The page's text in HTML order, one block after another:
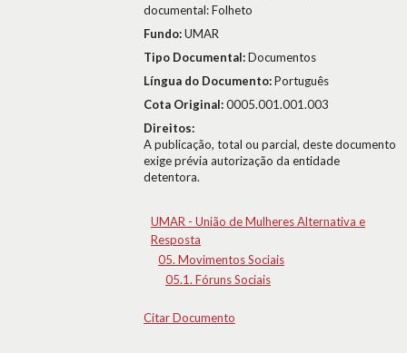
documental: Folheto
Fundo:UMAR
Tipo Documental:Documentos
Língua do Documento:Português
Cota Original:0005.001.001.003
Direitos:
A publicação, total ou parcial, deste documento
exige prévia autorização da entidade
detentora.
UMAR - União de Mulheres Alternativa e
Resposta
05. Movimentos Sociais
05.1. Fóruns Sociais
Citar Documento